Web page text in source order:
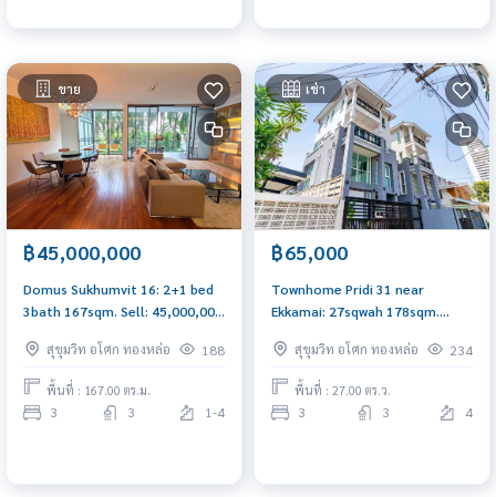
ขาย
฿45,000,000
Domus Sukhumvit 16: 2+1 bed
3bath 167sqm. Sell: 45,000,000
0656199198
สุขุมวิท อโศก ทองหล่อ 188
พื้นที่ : 167.00 ตร.ม.
3 3 1-4
เช่า
฿65,000
Townhome Pridi 31 near
Ekkamai: 27sqwah 178sqm.
สุขุมวิท อโศก ทองหล่อ
234
พื้นที่ : 27.00 ตร.ว.
3 3 4